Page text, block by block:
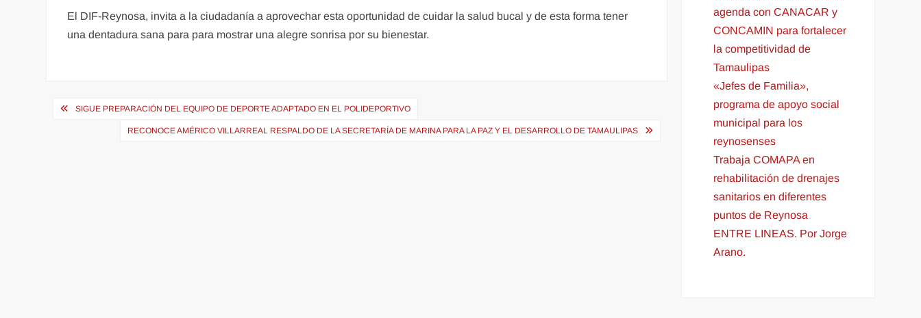
El DIF-Reynosa, invita a la ciudadanía a aprovechar esta oportunidad de cuidar la salud bucal y de esta forma tener
una dentadura sana para para mostrar una alegre sonrisa por su bienestar.
Navegación
SIGUE PREPARACIÓN DEL EQUIPO DE DEPORTE ADAPTADO EN EL POLIDEPORTIVO
RECONOCE AMÉRICO VILLARREAL RESPALDO DE LA SECRETARÍA DE MARINA PARA LA PAZ Y EL DESARROLLO DE TAMAULIPAS
agenda con CANACAR y
CONCAMIN para fortalecer
la competitividad de
Tamaulipas
«Jefes de Familia»,
programa de apoyo social
municipal para los
reynosenses
Trabaja COMAPA en
rehabilitación de drenajes
sanitarios en diferentes
puntos de Reynosa
ENTRE LINEAS. Por Jorge
Arano.